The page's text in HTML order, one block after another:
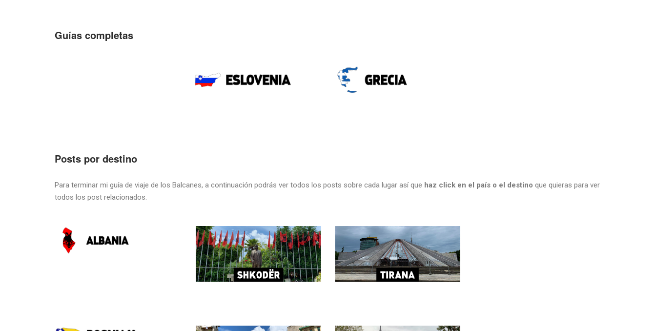
Guías completas
Posts por destino
Para terminar mi guía de viaje de los Balcanes, a continuación podrás ver todos los posts sobre cada lugar así que haz click en el país o el destino que quieras para ver
todos los post relacionados.